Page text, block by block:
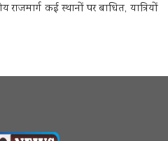
राजमार्ग कई स्थानों पर बाधित, यात्रियों